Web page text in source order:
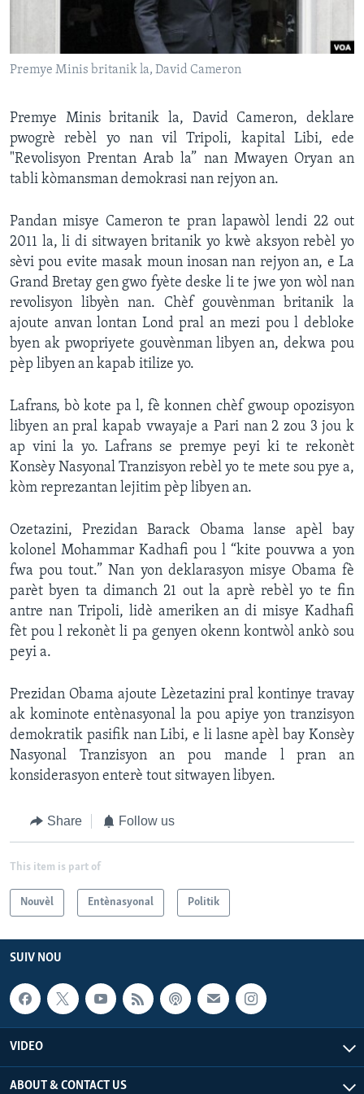
Premye Minis britanik la, David Cameron
Premye Minis britanik la, David Cameron, deklare
pwogrè rebèl yo nan vil Tripoli, kapital Libi, ede
"Revolisyon Prentan Arab la” nan Mwayen Oryan an
tabli kòmansman demokrasi nan rejyon an.
Pandan misye Cameron te pran lapawòl lendi 22 out
2011 la, li di sitwayen britanik yo kwè aksyon rebèl yo
sèvi pou evite masak moun inosan nan rejyon an, e La
Grand Bretay gen gwo fyète deske li te jwe yon wòl nan
revolisyon libyèn nan. Chèf gouvènman britanik la
ajoute anvan lontan Lond pral an mezi pou l debloke
byen ak pwopriyete gouvènman libyen an, dekwa pou
pèp libyen an kapab itilize yo.
Lafrans, bò kote pa l, fè konnen chèf gwoup opozisyon
libyen an pral kapab vwayaje a Pari nan 2 zou 3 jou k
ap vini la yo. Lafrans se premye peyi ki te rekonèt
Konsèy Nasyonal Tranzisyon rebèl yo te mete sou pye a,
kòm reprezantan lejitim pèp libyen an.
Ozetazini, Prezidan Barack Obama lanse apèl bay
kolonel Mohammar Kadhafi pou l “kite pouvwa a yon
fwa pou tout.” Nan yon deklarasyon misye Obama fè
parèt byen ta dimanch 21 out la aprè rebèl yo te fin
antre nan Tripoli, lidè ameriken an di misye Kadhafi
fèt pou l rekonèt li pa genyen okenn kontwòl ankò sou
peyi a.
Prezidan Obama ajoute Lèzetazini pral kontinye travay
ak kominote entènasyonal la pou apiye yon tranzisyon
demokratik pasifik nan Libi, e li lasne apèl bay Konsèy
Nasyonal Tranzisyon an pou mande l pran an
konsiderasyon enterè tout sitwayen libyen.
Share Follow us
This item is part of
Nouvèl Entènasyonal Politik
SUIV NOU
VIDEO
ABOUT & CONTACT US